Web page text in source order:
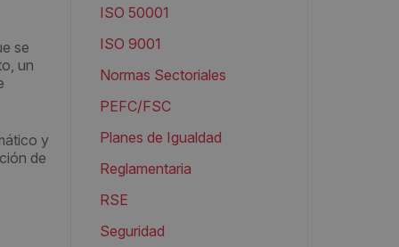
se
un
y
de
ISO 50001
ISO 9001
Normas Sectoriales
PEFC/FSC
Planes de Igualdad
Reglamentaria
RSE
Seguridad